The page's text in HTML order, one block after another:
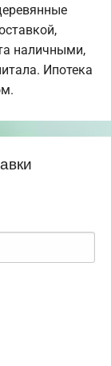
наличными,
Ипотека